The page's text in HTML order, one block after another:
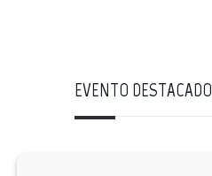
EVENTO DESTACADO